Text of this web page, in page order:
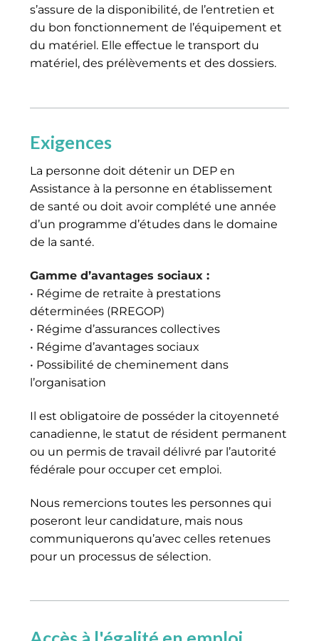
s’assure de la disponibilité, de l’entretien et
du bon fonctionnement de l’équipement et
du matériel. Elle effectue le transport du
matériel, des prélèvements et des dossiers.
Exigences
La personne doit détenir un DEP en
Assistance à la personne en établissement
de santé ou doit avoir complété une année
d’un programme d’études dans le domaine
de la santé.
Gamme d’avantages sociaux :
• Régime de retraite à prestations
déterminées (RREGOP)
• Régime d’assurances collectives
• Régime d’avantages sociaux
• Possibilité de cheminement dans
l’organisation
Il est obligatoire de posséder la citoyenneté
canadienne, le statut de résident permanent
ou un permis de travail délivré par l’autorité
fédérale pour occuper cet emploi.
Nous remercions toutes les personnes qui
poseront leur candidature, mais nous
communiquerons qu’avec celles retenues
pour un processus de sélection.